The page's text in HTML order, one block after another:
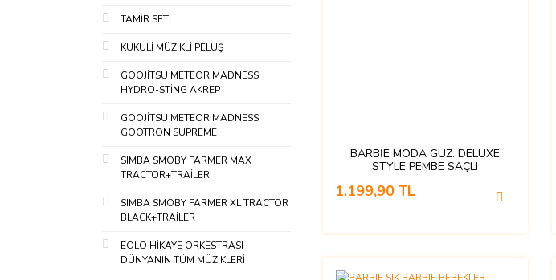
TAMİR SETİ
KUKULİ MÜZİKLİ PELUŞ
GOOJİTSU METEOR MADNESS
HYDRO-STİNG AKREP
GOOJİTSU METEOR MADNESS
GOOTRON SUPREME
SIMBA SMOBY FARMER MAX
TRACTOR+TRAİLER
SIMBA SMOBY FARMER XL TRACTOR
BLACK+TRAİLER
EOLO HİKAYE ORKESTRASI -
DÜNYANIN TÜM MÜZİKLERİ
BARBİE MODA GÜZ. DELUXE
STYLE PEMBE SAÇLI
1.199,90 TL